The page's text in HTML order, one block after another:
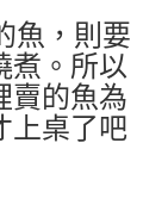
魚，則要
煮。所以
賣的魚為
上桌了吧